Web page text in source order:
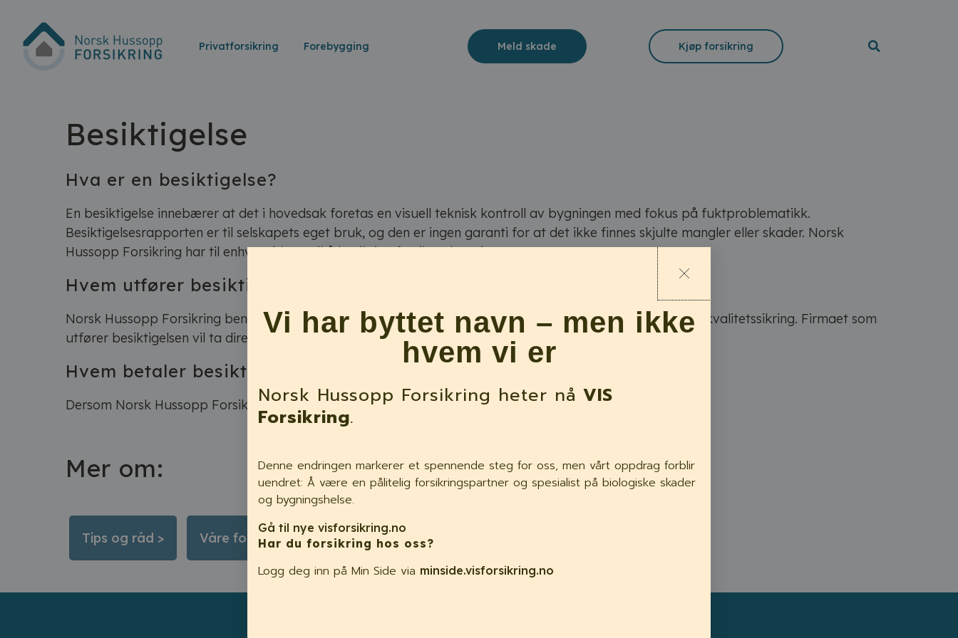
Privatforsikring Forebygging Meld skade Kjøp forsikring
Besiktigelse
Hva er en besiktigelse?
En besiktigelse innebærer at det i hovedsak foretas en visuell teknisk kontroll av bygningen med fokus på fuktproblematikk.
Besiktigelsesrapporten er til selskapets eget bruk, og den er ingen garanti for at det ikke finnes skjulte mangler eller skader. Norsk
Hussopp Forsikring har til enhver tid rett til å besiktige forsikret bygning.
Hvem utfører besiktigelsen?
Norsk Hussopp Forsikring benytter samarbeidende firmaer med kompetanse, erfaring og gode rutiner for kvalitetssikring. Firmaet som
utfører besiktigelsen vil ta direkte kontakt for å avtale tidspunkt.
Hvem betaler besiktigelsen?
Dersom Norsk Hussopp Forsikring velger å besiktige bygningen, betales kostnadene av selskapet.
Mer om:
Tips og råd > Våre forsikringer > Meld skade >
Vi har byttet navn – men ikke
hvem vi er
Norsk Hussopp Forsikring heter nå VIS
Forsikring.
Denne endringen markerer et spennende steg for oss, men vårt oppdrag forblir
uendret: Å være en pålitelig forsikringspartner og spesialist på biologiske skader
og bygningshelse.
Gå til nye visforsikring.no
Har du forsikring hos oss?
Logg deg inn på Min Side via minside.visforsikring.no